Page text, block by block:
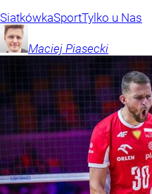
SiatkówkaSportTylko u Nas
Maciej Piasecki